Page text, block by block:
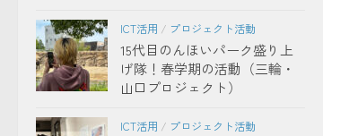
ICT活用 / プロジェクト活動
15代目のんほいパーク盛り上
げ隊！春学期の活動（三輪・
山口プロジェクト）
ICT活用 / プロジェクト活動